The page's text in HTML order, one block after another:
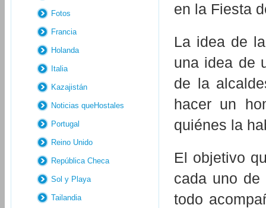
en la Fiesta
La idea de
una idea de
de la
hacer un
quiénes la
El objetivo
cada uno
todo
Fotos
Francia
Holanda
Italia
Kazajistán
Noticias queHostales
Portugal
Reino Unido
República Checa
Sol y Playa
Tailandia